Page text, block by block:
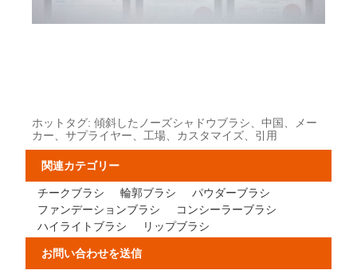
ホットタグ: 傾斜したノーズシャドウブラシ、中国、メー
カー、サプライヤー、工場、カスタマイズ、引用
関連カテゴリー
チークブラシ 輪郭ブラシ
パウダーブラシ
ファンデーションブラシ
コンシーラーブラシ
ハイライトブラシ
リップブラシ
お問い合わせを送信